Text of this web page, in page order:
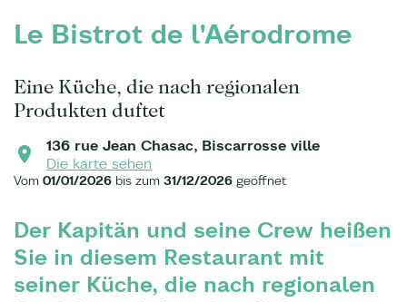
Le Bistrot de l'Aérodrome
Eine Küche, die nach regionalen
Produkten duftet
136 rue Jean Chasac, Biscarrosse ville
Die karte sehen
Vom 01/01/2026 bis zum 31/12/2026 geöffnet
Der Kapitän und seine Crew heißen
Sie in diesem Restaurant mit
seiner Küche, die nach regionalen